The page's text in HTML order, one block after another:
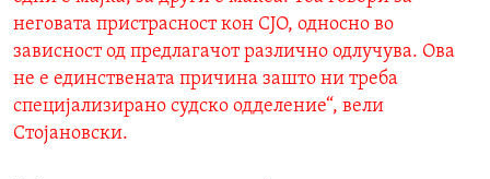
неговата пристрасност кон СЈО, односно во
зависност од предлагачот различно одлучува. Ова
не е единствената причина зашто ни треба
специјализирано судско одделение“, вели
Стојановски.